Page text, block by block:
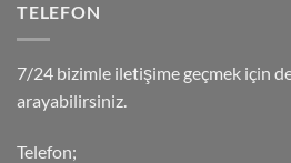
TELEFON
7/24 bizimle iletişime geçmek için
arayabilirsiniz.
Telefon;